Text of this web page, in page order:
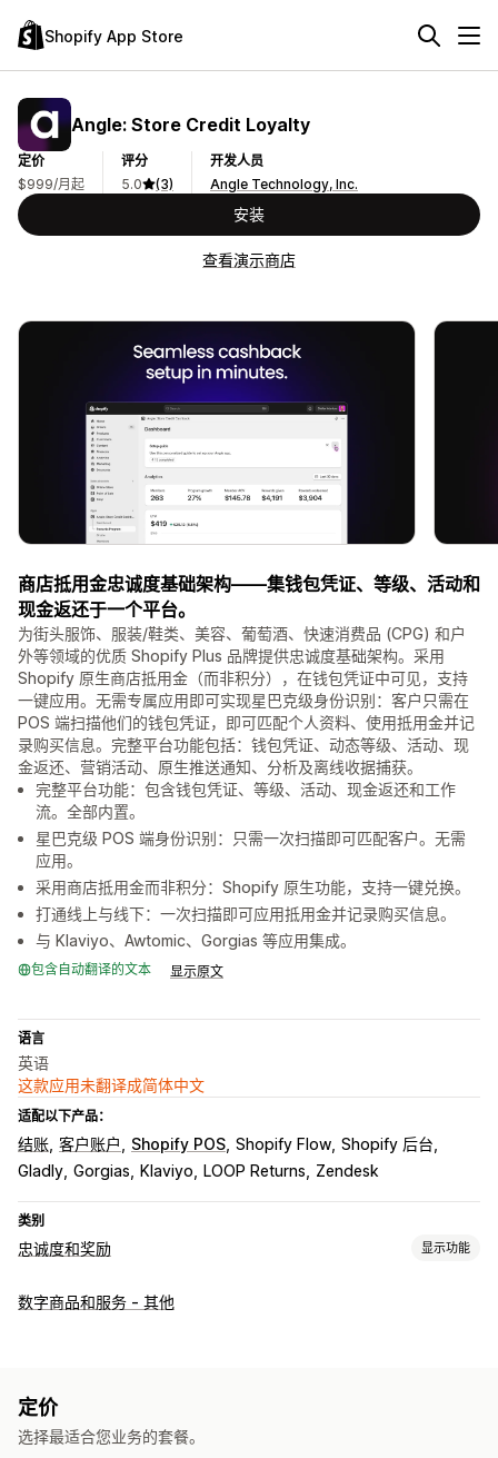
Shopify App Store
Angle: Store Credit Loyalty
定价
$999/月起
评分
5.0
(3)
开发人员
Angle Technology, Inc.
安装
查看演示商店
商店抵用金忠诚度基础架构——集钱包凭证、等级、活动和
现金返还于一个平台。
为街头服饰、服装/鞋类、美容、葡萄酒、快速消费品 (CPG) 和户
外等领域的优质 Shopify Plus 品牌提供忠诚度基础架构。采用
Shopify 原生商店抵用金（而非积分），在钱包凭证中可见，支持
一键应用。无需专属应用即可实现星巴克级身份识别：客户只需在
POS 端扫描他们的钱包凭证，即可匹配个人资料、使用抵用金并记
录购买信息。完整平台功能包括：钱包凭证、动态等级、活动、现
金返还、营销活动、原生推送通知、分析及离线收据捕获。
完整平台功能：包含钱包凭证、等级、活动、现金返还和工作
流。全部内置。
星巴克级 POS 端身份识别：只需一次扫描即可匹配客户。无需
应用。
采用商店抵用金而非积分：Shopify 原生功能，支持一键兑换。
打通线上与线下：一次扫描即可应用抵用金并记录购买信息。
与 Klaviyo、Awtomic、Gorgias 等应用集成。
包含自动翻译的文本 显示原文
语言
英语
这款应用未翻译成简体中文
适配以下产品：
结账 客户账户 Shopify POS Shopify Flow Shopify 后台
Gladly Gorgias Klaviyo LOOP Returns Zendesk
类别
忠诚度和奖励 显示功能
计划类型
折扣
抢先体验 专属体验 会员额外权益
数字商品和服务 - 其他
定价
选择最适合您业务的套餐。